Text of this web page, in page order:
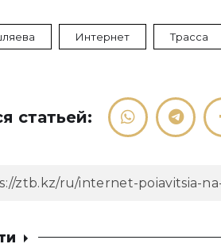
Интернет Трасса
статьей: